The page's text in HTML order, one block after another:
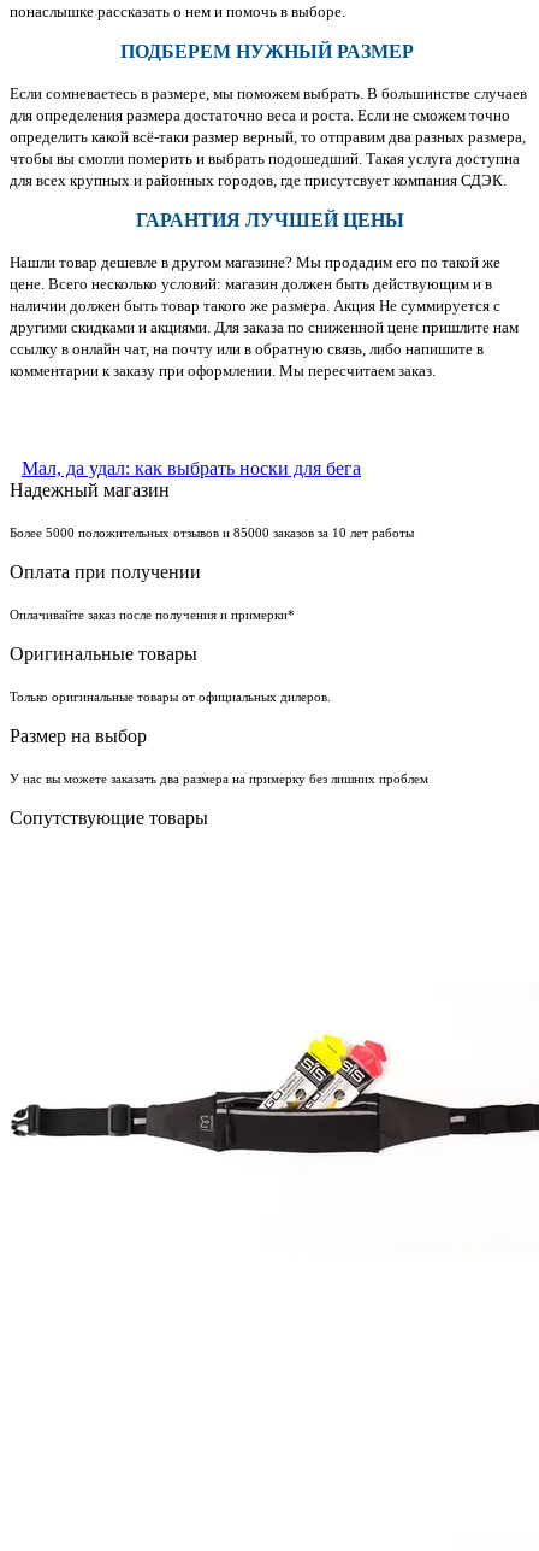
понаслышке рассказать о нем и помочь в выборе.
ПОДБЕРЕМ НУЖНЫЙ РАЗМЕР
Если сомневаетесь в размере, мы поможем выбрать. В большинстве случаев
для определения размера достаточно веса и роста. Если не сможем точно
определить какой всё-таки размер верный, то отправим два разных размера,
чтобы вы смогли померить и выбрать подошедший. Такая услуга доступна
для всех крупных и районных городов, где присутсвует компания СДЭК.
ГАРАНТИЯ ЛУЧШЕЙ ЦЕНЫ
Нашли товар дешевле в другом магазине? Мы продадим его по такой же
цене. Всего несколько условий: магазин должен быть действующим и в
наличии должен быть товар такого же размера. Акция Не суммируется с
другими скидками и акциями. Для заказа по сниженной цене пришлите нам
ссылку в онлайн чат, на почту или в обратную связь, либо напишите в
комментарии к заказу при оформлении. Мы пересчитаем заказ.
Мал, да удал: как выбрать носки для бега
Надежный магазин
Более 5000 положительных отзывов и 85000 заказов за 10 лет работы
Оплата при получении
Оплачивайте заказ после получения и примерки*
Оригинальные товары
Только оригинальные товары от официальных дилеров.
Размер на выбор
У нас вы можете заказать два размера на примерку без лишних проблем
Сопутствующие товары